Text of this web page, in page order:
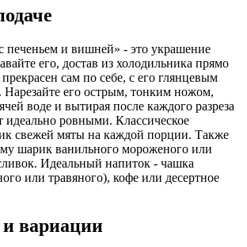
печеньем и вишней» - это украшение
его, достав из холодильника прямо
сам по себе, с его глянцевым
его острым, тонким ножом,
воде и вытирая после каждого разреза
идеально ровными. Классическое
свежей мяты на каждой порции. Также
шарик ванильного мороженого или
Идеальный напиток - чашка
или травяного), кофе или десертное
вариации